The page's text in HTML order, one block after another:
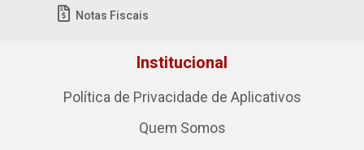
Notas Fiscais
Institucional
Política de Privacidade de Aplicativos
Quem Somos